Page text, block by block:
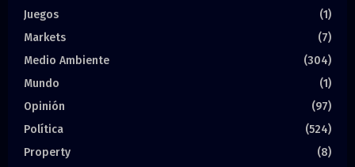
Juegos
(1)
Markets
(7)
Medio Ambiente
(304)
Mundo
(1)
Opinión
(97)
Política
(524)
Property
(8)